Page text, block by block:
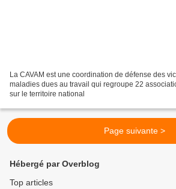
La CAVAM est une coordination de défense des
maladies dues au travail qui regroupe 22
sur le territoire national
Page suivante >
Hébergé par Overblog
Top articles